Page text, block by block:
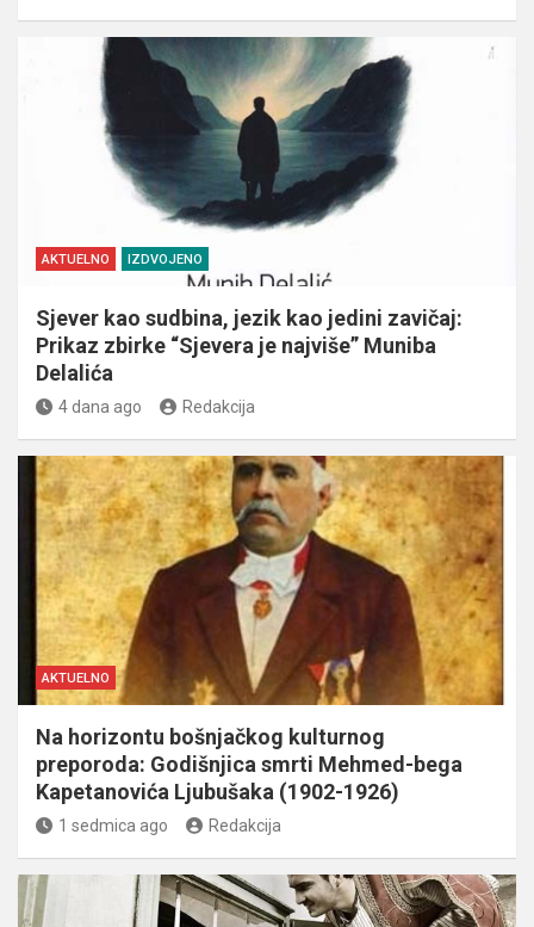
AKTUELNO IZDVOJENO
Sjever kao sudbina, jezik kao jedini zavičaj:
Prikaz zbirke “Sjevera je najviše” Muniba
Delalića
4 dana ago Redakcija
AKTUELNO
Na horizontu bošnjačkog kulturnog
preporoda: Godišnjica smrti Mehmed-bega
Kapetanovića Ljubušaka (1902-1926)
1 sedmica ago Redakcija